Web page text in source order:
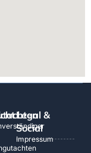
Legal &
Social
Impressum